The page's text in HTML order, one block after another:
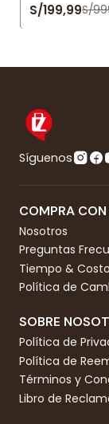
S/199,99S/
Síguenos
COMPRA
Nosotros
Preguntas
Tiempo &
Política de
SOBRE
Política de
Política de
Términos y
Libro de